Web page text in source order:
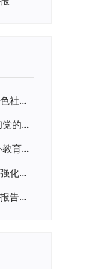
学习贯彻习近平新时代中国特色社会主义思想主题教育网络培训
★ 教育系统深入学习宣传贯彻党的二十大精神学习专题
★ 国家教育行政学院关于举办教育系统深入学习宣传贯彻党的二十大精神专题网络培训的通知
习近平：实施科教兴国战略，强化现代化建设人才支撑
张志勇：深刻理解党的二十大报告关于教育的新思想、新战略、新要求